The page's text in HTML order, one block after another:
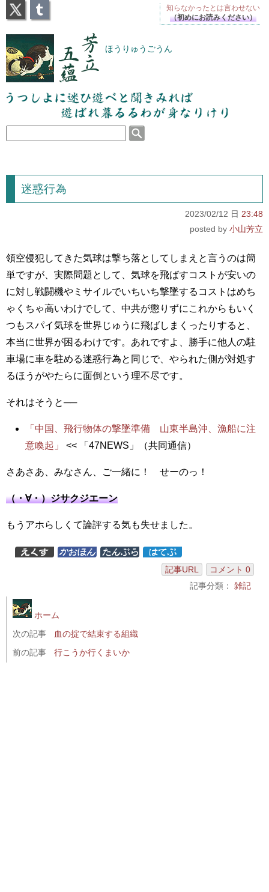
芳立五蘊 ほうりゅうごうん
うつしよに迷ひ遊べと聞きみれば遊ばれ暮るるわが
身なりけり
迷惑行為
2023/02/12 日 23:48
小山芳立
領空侵犯してきた気球は撃ち落としてしまえと言うのは簡
単ですが、実際問題として、気球を飛ばすコストが安いの
に対し戦闘機やミサイルでいちいち撃墜するコストはめち
ゃくちゃ高いわけでして、中共が懲りずにこれからもいく
つもスパイ気球を世界じゅうに飛ばしまくったりすると、
本当に世界が困るわけです。あれですよ、勝手に他人の駐
車場に車を駐める迷惑行為と同じで、やられた側が対処す
るほうがやたらに面倒という理不尽です。
それはそうと──
「中国、飛行物体の撃墜準備 山東半島沖、漁船に注
意喚起」
<< 「47NEWS」（共同通信）
さあさあ、みなさん、ご一緒に！ せーのっ！
（・∀・）ジサクジエーン
もうアホらしくて論評する気も失せました。
記事URL
コメント 0
記事分類： 雑記
ホーム
次の記事
血の掟で結束する組織
前の記事
行こうか行くまいか
知らなかったとは言わせない
（初めにお読みください）
X Tumblr